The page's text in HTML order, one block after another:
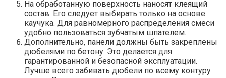
На обработанную поверхность наносят клеящий
состав. Его следует выбирать только на основе
каучука. Для равномерного распределения смеси
удобно пользоваться зубчатым шпателем.
Дополнительно, панели должны быть закреплены
дюбелями по бетону. Это делается для
гарантированной и безопасной эксплуатации.
Лучше всего забивать дюбели по всему контуру